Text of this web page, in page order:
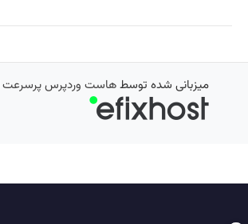
میزبانی شده توسطهاست وردپرس پرسرعت